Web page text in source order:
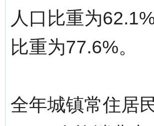
人口比重为
比重为77.6%。
全年城镇常住居